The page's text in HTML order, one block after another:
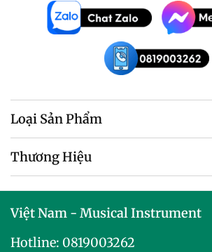
Loại Sản Phẩm
Thương Hiệu
Việt Nam - Musical Instrument
Hotline: 0819003262